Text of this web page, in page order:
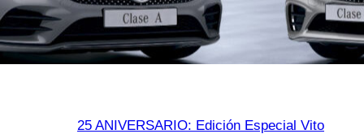
25 ANIVERSARIO: Edición Especial Vito